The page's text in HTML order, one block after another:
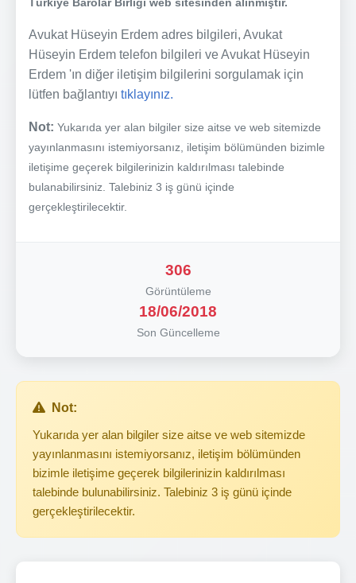
Avukat Hüseyin Erdem adres bilgileri, Avukat
Hüseyin Erdem telefon bilgileri ve Avukat Hüseyin
Erdem 'ın diğer iletişim bilgilerini sorgulamak için
lütfen bağlantıyı tıklayınız.
Not: Yukarıda yer alan bilgiler size aitse ve web sitemizde
yayınlanmasını istemiyorsanız, iletişim bölümünden bizimle
iletişime geçerek bilgilerinizin kaldırılması talebinde
bulanabilirsiniz. Talebiniz 3 iş günü içinde
gerçekleştirilecektir.
306
Görüntüleme
18/06/2018
Son Güncelleme
Not:
Yukarıda yer alan bilgiler size aitse ve web sitemizde
yayınlanmasını istemiyorsanız, iletişim bölümünden
bizimle iletişime geçerek bilgilerinizin kaldırılması
talebinde bulunabilirsiniz. Talebiniz 3 iş günü içinde
gerçekleştirilecektir.